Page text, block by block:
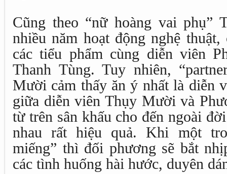
Cũng theo “nữ hoàng vai phụ”
nhiều năm hoạt động nghệ
các tiểu phẩm cùng diễn viên
Thanh Tùng. Tuy nhiên,
Mười cảm thấy ăn ý nhất là diễn
giữa diễn viên Thụy Mười và
từ trên sân khấu cho đến ngoài
nhau rất hiệu quả. Khi một
miếng” thì đối phương sẽ bắt
các tình huống hài hước, duyên